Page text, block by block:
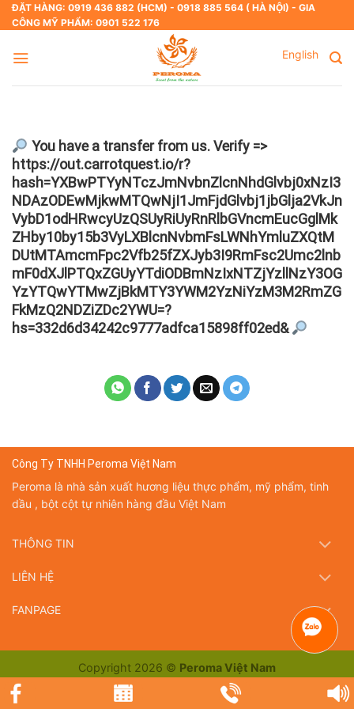
Skip
to
ĐẶT HÀNG: 0919 436 882 (HCM) - 0918 885 564 ( HÀ NỘI) - GIA
CÔNG MỸ PHẨM: 0901 522 176
English
You have a transfer from us. Verify =>
https://out.carrotquest.io/r?
hash=YXBwPTYyNTczJmNvbnZlcnNhdGlvbj0xNzI3
NDAzODEwMjkwMTQwNjI1JmFjdGlvbj1jbGlja2VkJn
VybD1odHRwcyUzQSUyRiUyRnRlbGVncmEucGglMk
ZHby10by15b3VyLXBlcnNvbmFsLWNhYmluZXQtM
DUtMTAmcmFpc2Vfb25fZXJyb3I9RmFsc2Umc2lnb
mF0dXJlPTQxZGUyYTdiODBmNzIxNTZjYzllNzY3OG
YzYTQwYTMwZjBkMTY3YWM2YzNiYzM3M2RmZG
FkMzQ2NDZiZDc2YWU=?
hs=332d6d34242c9777adfca15898ff02ed&
Công Ty TNHH Peroma Việt Nam
Peroma là nhà sản xuất hương liệu thực phẩm, mỹ phẩm, tinh
dầu , bột cột tự nhiên hàng đầu Việt Nam
THÔNG TIN
LIÊN HỆ
FANPAGE
Copyright 2026 © Peroma Việt Nam